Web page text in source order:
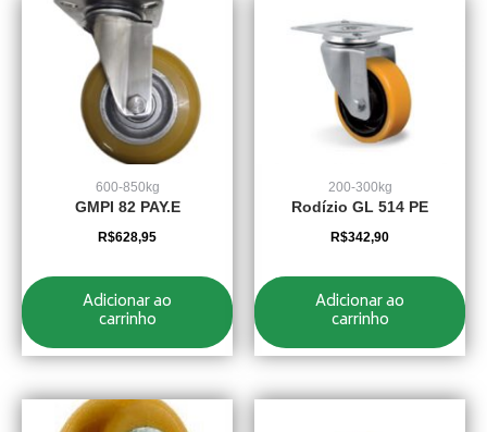
600-850kg
GMPI 82 PAY.E
R$628,95
Adicionar ao
carrinho
200-300kg
Rodízio GL 514 PE
R$342,90
Adicionar ao
carrinho